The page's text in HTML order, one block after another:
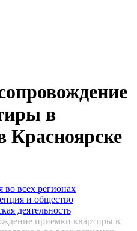
в
Красноярске
во всех регионах
и общество
деятельность
приемки квартиры в